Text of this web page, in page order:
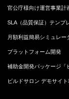
官公庁様向け運営事業計
SLA（品質保証）テンプ
月額利益簡易シミュレー
プラットフォーム開発
補助金開発パッケージ「
ビルドサロン デモサイ